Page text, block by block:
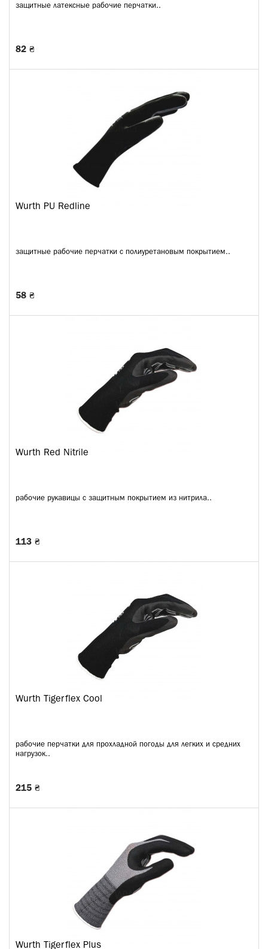
защитные латексные рабочие перчатки..
82 ₴
Wurth PU Redline
защитные рабочие перчатки с полиуретановым покрытием..
58 ₴
Wurth Red Nitrile
рабочие рукавицы с защитным покрытием из нитрила..
113 ₴
Wurth Tigerflex Cool
рабочие перчатки для прохладной погоды для легких и средних
нагрузок..
215 ₴
Wurth Tigerflex Plus